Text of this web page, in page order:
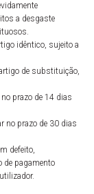
a desgaste
idêntico, sujeito a
de substituição,
prazo de 14 dias
no prazo de 30 dias
defeito,
de pagamento